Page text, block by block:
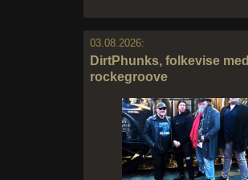
03.08.2026:
DirtPhunks, folkevise med
rockegroove